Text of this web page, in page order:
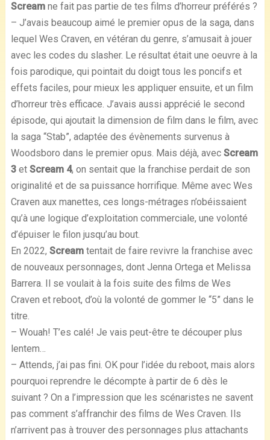
Screamne fait pas partie de tes films d’horreur préférés ?
– J’avais beaucoup aimé le premier opus de la saga, dans
lequel Wes Craven, en vétéran du genre, s’amusait à jouer
avec les codes du slasher. Le résultat était une oeuvre à la
fois parodique, qui pointait du doigt tous les poncifs et
effets faciles, pour mieux les appliquer ensuite, et un film
d’horreur très efficace. J’avais aussi apprécié le second
épisode, qui ajoutait la dimension de film dans le film, avec
la saga “Stab”, adaptée des évènements survenus à
Woodsboro dans le premier opus. Mais déjà, avec Scream
3et Scream 4, on sentait que la franchise perdait de son
originalité et de sa puissance horrifique. Même avec Wes
Craven aux manettes, ces longs-métrages n’obéissaient
qu’à une logique d’exploitation commerciale, une volonté
d’épuiser le filon jusqu’au bout.
En 2022, Scream tentait de faire revivre la franchise avec
de nouveaux personnages, dont Jenna Ortega et Melissa
Barrera. Il se voulait à la fois suite des films de Wes
Craven et reboot, d’où la volonté de gommer le “5” dans le
titre.
– Wouah! T’es calé! Je vais peut-être te découper plus
lentem…
– Attends, j’ai pas fini. OK pour l’idée du reboot, mais alors
pourquoi reprendre le décompte à partir de 6 dès le
suivant ? On a l’impression que les scénaristes ne savent
pas comment s’affranchir des films de Wes Craven. Ils
n’arrivent pas à trouver des personnages plus attachants